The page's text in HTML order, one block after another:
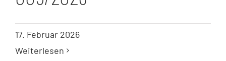
17. Februar 2026
Weiterlesen